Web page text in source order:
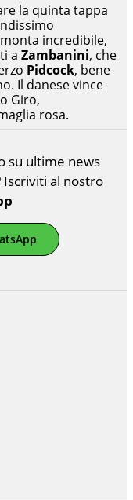
la quinta tappa
incredibile,
a Zambanini, che
Pidcock, bene
Il danese vince
Giro,
rosa.
su ultime news
al nostro